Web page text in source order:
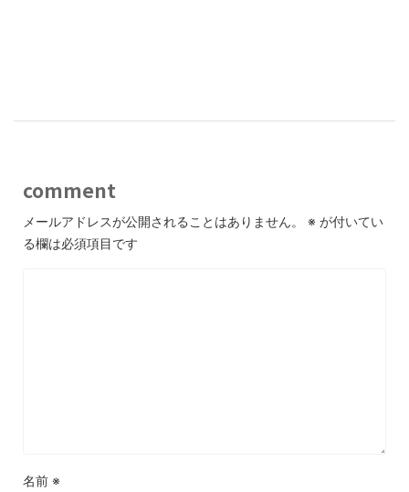
comment
メールアドレスが公開されることはありません。 ※ が付いてい
る欄は必須項目です
名前 ※